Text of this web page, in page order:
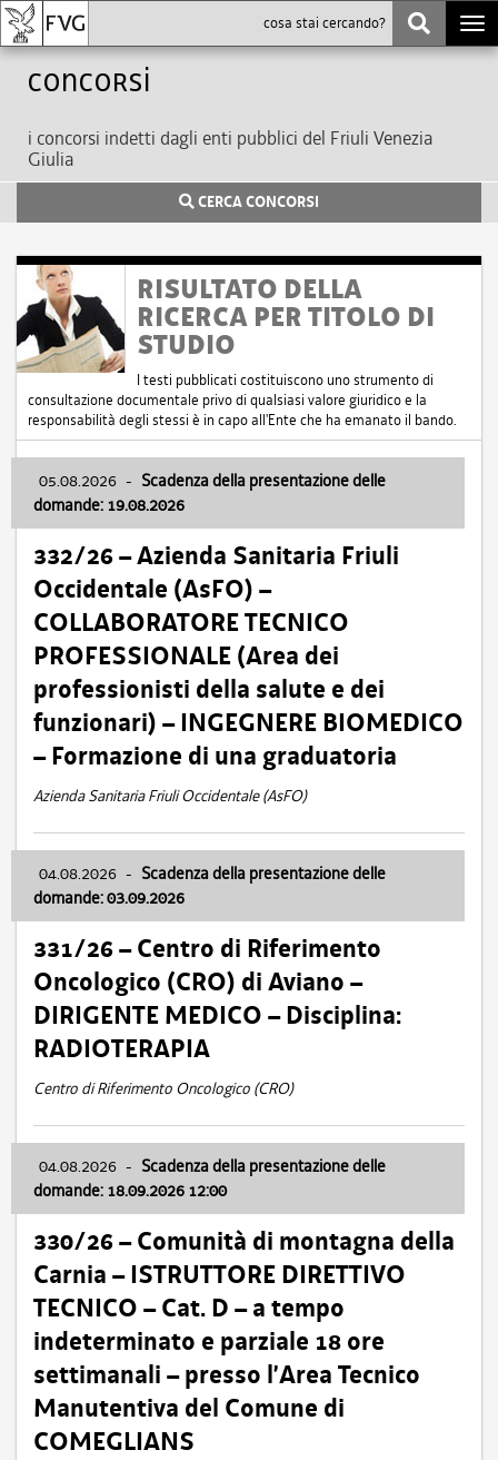
Concorsi
i concorsi indetti dagli enti pubblici del Friuli Venezia
Giulia
CERCA CONCORSI
RISULTATO DELLA
RICERCA PER TITOLO DI
STUDIO
I testi pubblicati costituiscono uno strumento di
consultazione documentale privo di qualsiasi valore giuridico e la
responsabilità degli stessi è in capo all'Ente che ha emanato il bando.
05.08.2026 - Scadenza della presentazione delle
domande: 19.08.2026
332/26 – Azienda Sanitaria Friuli
Occidentale (AsFO) –
COLLABORATORE TECNICO
PROFESSIONALE (Area dei
professionisti della salute e dei
funzionari) – INGEGNERE BIOMEDICO
– Formazione di una graduatoria
Azienda Sanitaria Friuli Occidentale (AsFO)
04.08.2026 - Scadenza della presentazione delle
domande: 03.09.2026
331/26 – Centro di Riferimento
Oncologico (CRO) di Aviano –
DIRIGENTE MEDICO – Disciplina:
RADIOTERAPIA
Centro di Riferimento Oncologico (CRO)
04.08.2026 - Scadenza della presentazione delle
domande: 18.09.2026 12:00
330/26 – Comunità di montagna della
Carnia – ISTRUTTORE DIRETTIVO
TECNICO – Cat. D – a tempo
indeterminato e parziale 18 ore
settimanali – presso l’Area Tecnico
Manutentiva del Comune di
COMEGLIANS